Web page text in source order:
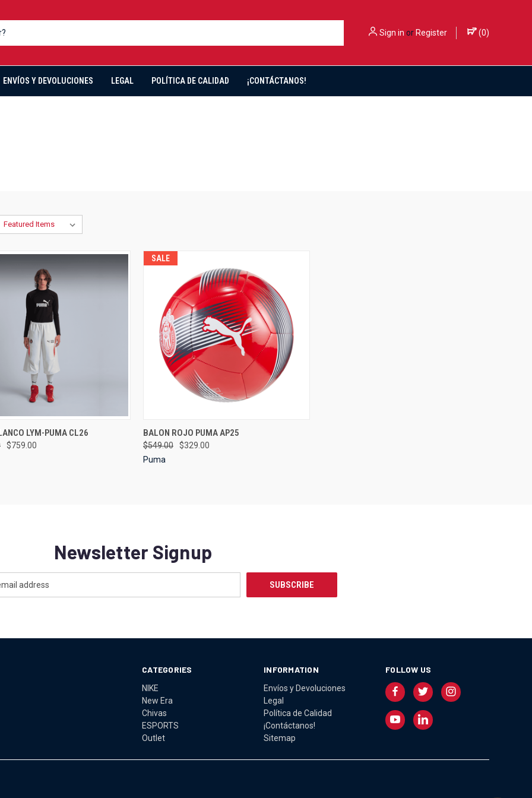
Sign in orRegister (0)
ENVÍOS Y DEVOLUCIONES LEGAL POLÍTICA DE CALIDAD ¡CONTÁCTANOS!
VIEW VIEW OPTIONS
LYM-PUMA CL26
$759.00
SALE
QUICK VIEW
Compare
BALON ROJO PUMA AP25
$549.00
$329.00
Puma
Newsletter Signup
CATEGORIES
NIKE
New Era
Chivas
ESPORTS
Outlet
INFORMATION
Envíos y Devoluciones
Legal
Política de Calidad
¡Contáctanos!
Sitemap
FOLLOW US